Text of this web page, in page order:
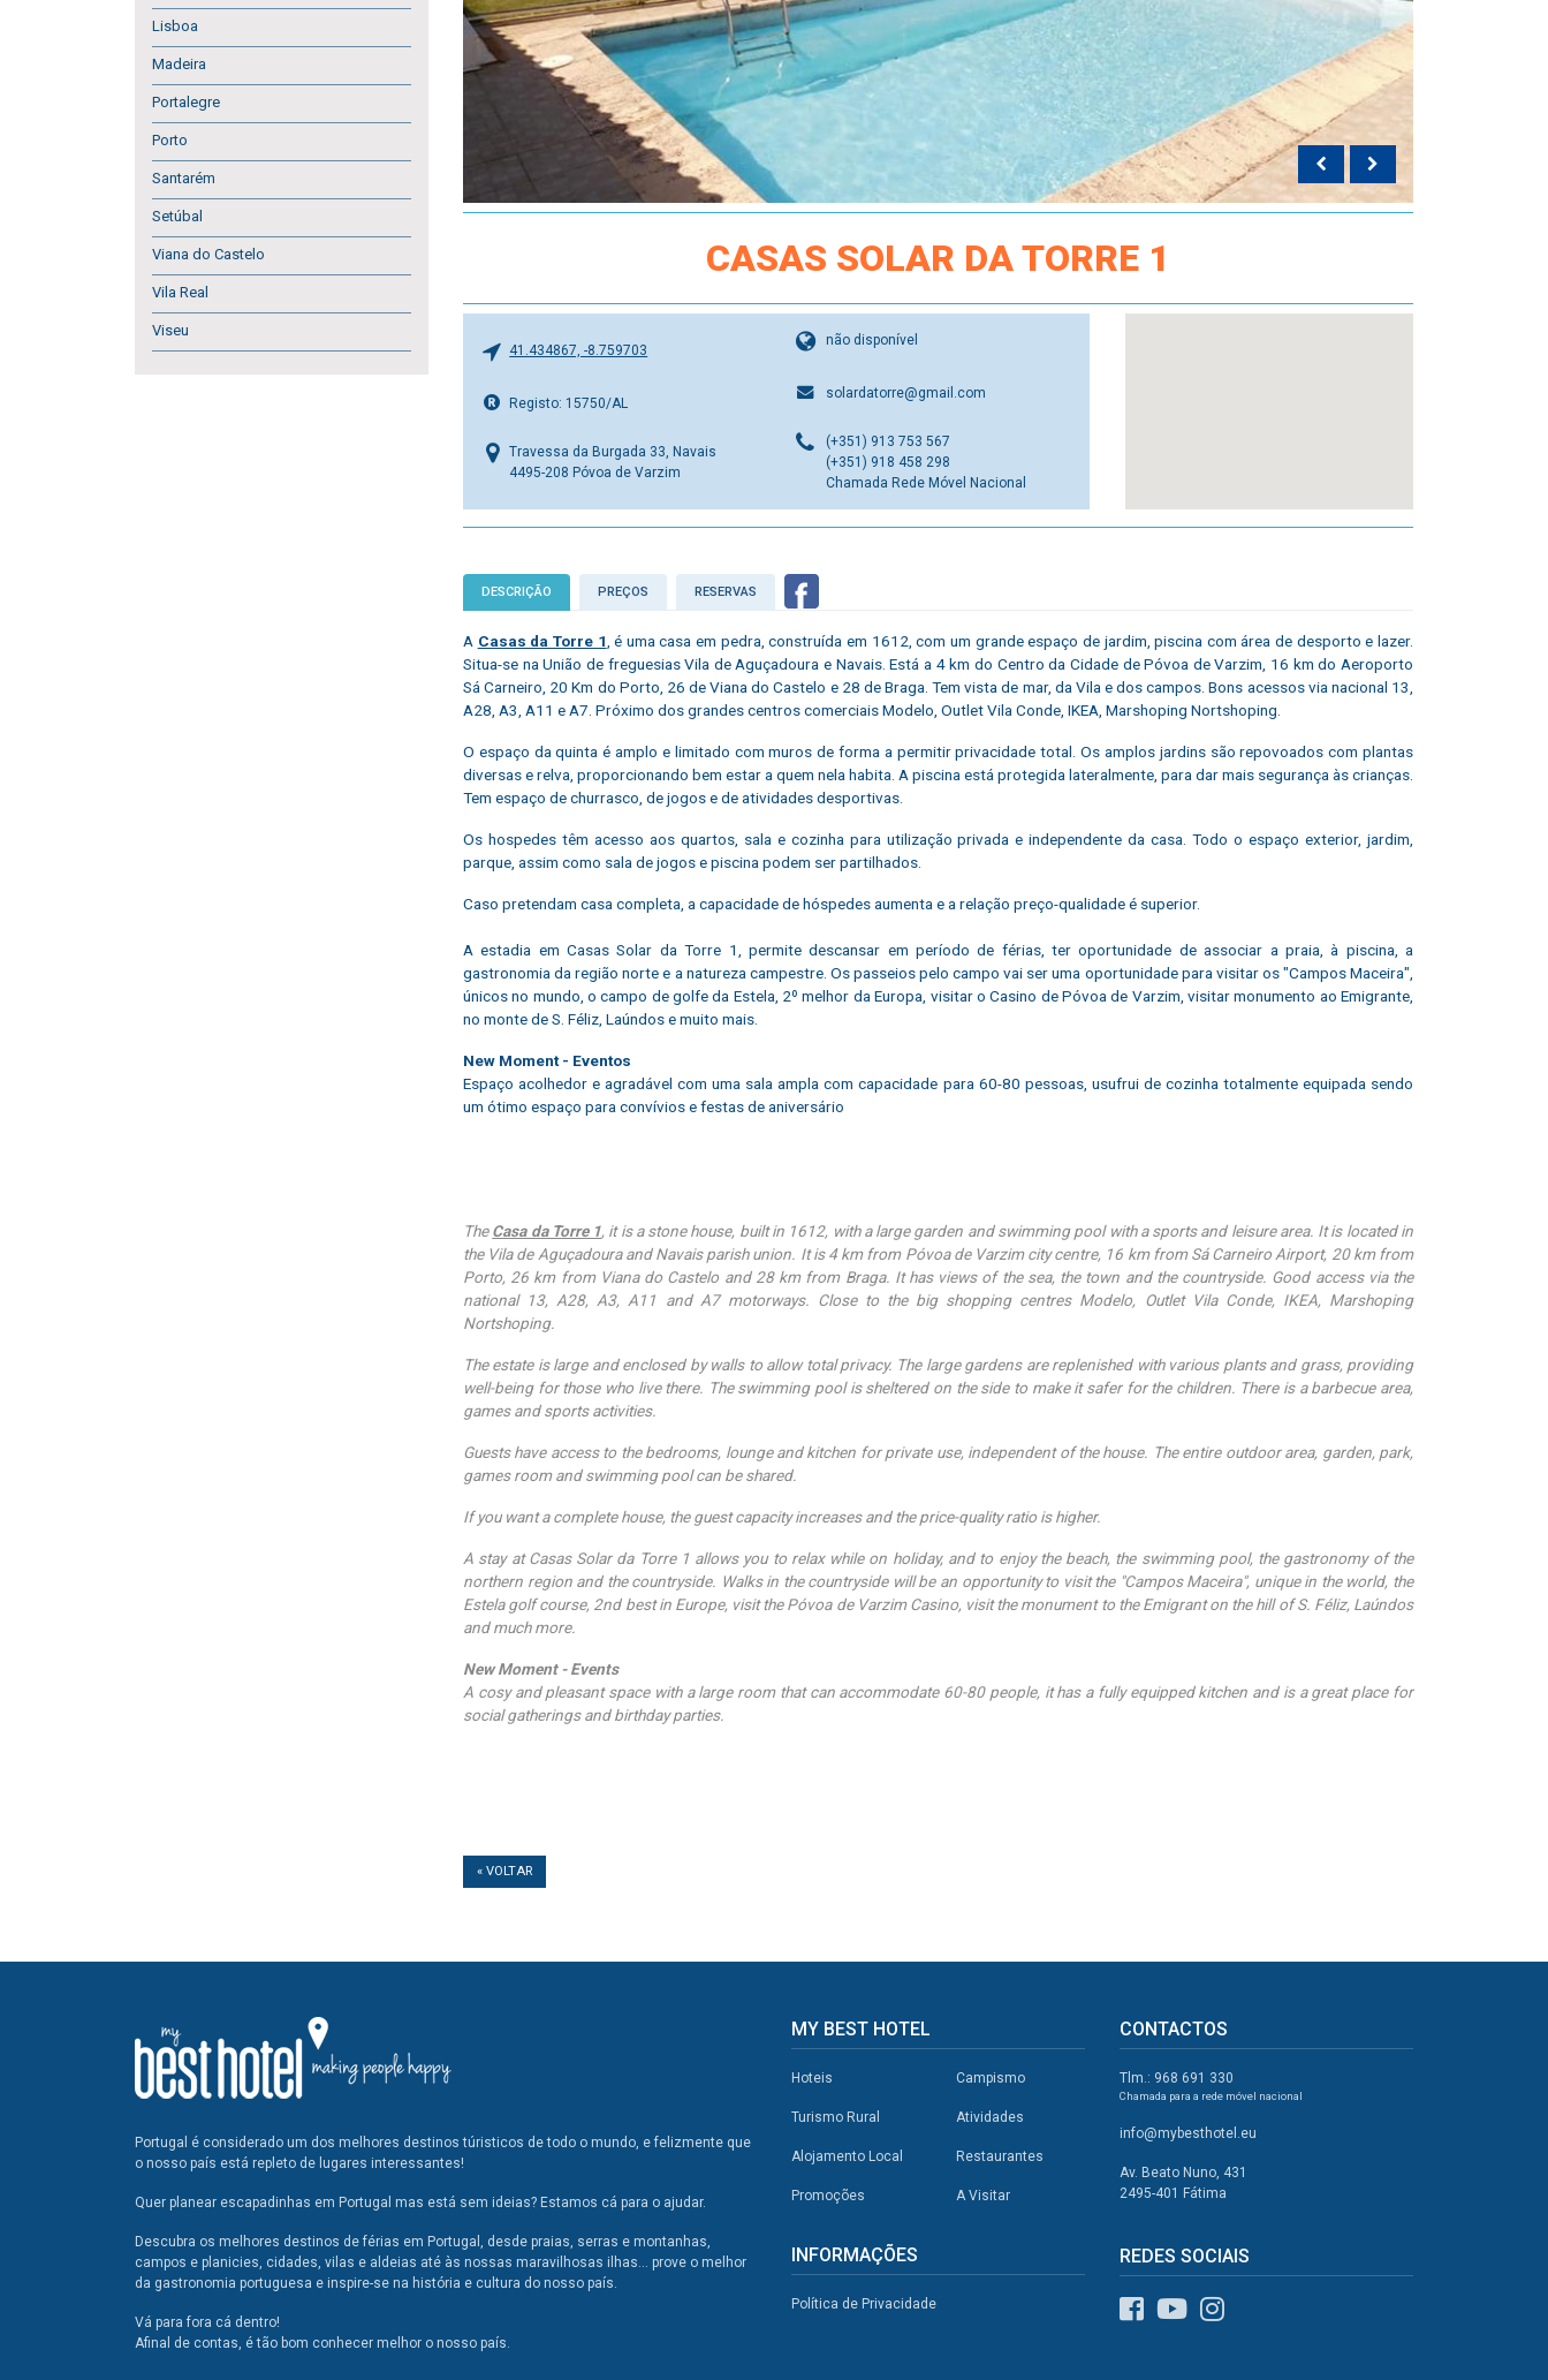
Lisboa
Madeira
Portalegre
Porto
Santarém
Setúbal
Viana do Castelo
Vila Real
Viseu
CASAS SOLAR DA TORRE 1
41.434867, -8.759703
Registo: 15750/AL
Travessa da Burgada 33, Navais
4495-208 Póvoa de Varzim
não disponível
solardatorre@gmail.com
(+351) 913 753 567
(+351) 918 458 298
Chamada Rede Móvel Nacional
DESCRIÇÃO PREÇOS RESERVAS
A Casas da Torre 1, é uma casa em pedra, construída em 1612, com um grande espaço de jardim, piscina com área de desporto e lazer.
Situa-se na União de freguesias Vila de Aguçadoura e Navais. Está a 4 km do Centro da Cidade de Póvoa de Varzim, 16 km do Aeroporto
Sá Carneiro, 20 Km do Porto, 26 de Viana do Castelo e 28 de Braga. Tem vista de mar, da Vila e dos campos. Bons acessos via nacional 13,
A28, A3, A11 e A7. Próximo dos grandes centros comerciais Modelo, Outlet Vila Conde, IKEA, Marshoping Nortshoping.
O espaço da quinta é amplo e limitado com muros de forma a permitir privacidade total. Os amplos jardins são repovoados com plantas
diversas e relva, proporcionando bem estar a quem nela habita. A piscina está protegida lateralmente, para dar mais segurança às crianças.
Tem espaço de churrasco, de jogos e de atividades desportivas.
Os hospedes têm acesso aos quartos, sala e cozinha para utilização privada e independente da casa. Todo o espaço exterior, jardim,
parque, assim como sala de jogos e piscina podem ser partilhados.
Caso pretendam casa completa, a capacidade de hóspedes aumenta e a relação preço-qualidade é superior.
A estadia em Casas Solar da Torre 1, permite descansar em período de férias, ter oportunidade de associar a praia, à piscina, a
gastronomia da região norte e a natureza campestre. Os passeios pelo campo vai ser uma oportunidade para visitar os "Campos Maceira",
únicos no mundo, o campo de golfe da Estela, 2º melhor da Europa, visitar o Casino de Póvoa de Varzim, visitar monumento ao Emigrante,
no monte de S. Féliz, Laúndos e muito mais.
New Moment - Eventos
Espaço acolhedor e agradável com uma sala ampla com capacidade para 60-80 pessoas, usufrui de cozinha totalmente equipada sendo
um ótimo espaço para convívios e festas de aniversário
TheCasa da Torre 1, it is a stone house, built in 1612, with a large garden and swimming pool with a sports and leisure area. It is located in
the Vila de Aguçadoura and Navais parish union. It is 4 km from Póvoa de Varzim city centre, 16 km from Sá Carneiro Airport, 20 km from
Porto, 26 km from Viana do Castelo and 28 km from Braga. It has views of the sea, the town and the countryside. Good access via the
national 13, A28, A3, A11 and A7 motorways. Close to the big shopping centres Modelo, Outlet Vila Conde, IKEA, Marshoping
Nortshoping.
The estate is large and enclosed by walls to allow total privacy. The large gardens are replenished with various plants and grass, providing
well-being for those who live there. The swimming pool is sheltered on the side to make it safer for the children. There is a barbecue area,
games and sports activities.
Guests have access to the bedrooms, lounge and kitchen for private use, independent of the house. The entire outdoor area, garden, park,
games room and swimming pool can be shared.
If you want a complete house, the guest capacity increases and the price-quality ratio is higher.
A stay at Casas Solar da Torre 1 allows you to relax while on holiday, and to enjoy the beach, the swimming pool, the gastronomy of the
northern region and the countryside. Walks in the countryside will be an opportunity to visit the "Campos Maceira", unique in the world, the
Estela golf course, 2nd best in Europe, visit the Póvoa de Varzim Casino, visit the monument to the Emigrant on the hill of S. Féliz, Laúndos
and much more.
New Moment - Events
A cosy and pleasant space with a large room that can accommodate 60-80 people, it has a fully equipped kitchen and is a great place for
social gatherings and birthday parties.
« VOLTAR
Portugal é considerado um dos melhores destinos túristicos de todo o mundo, e felizmente que
o nosso país está repleto de lugares interessantes!
Quer planear escapadinhas em Portugal mas está sem ideias? Estamos cá para o ajudar.
Descubra os melhores destinos de férias em Portugal, desde praias, serras e montanhas,
campos e planicies, cidades, vilas e aldeias até às nossas maravilhosas ilhas... prove o melhor
da gastronomia portuguesa e inspire-se na história e cultura do nosso país.
Vá para fora cá dentro!
Afinal de contas, é tão bom conhecer melhor o nosso país.
MY BEST HOTEL
Hoteis
Turismo Rural
Alojamento Local
Promoções
Campismo
Atividades
Restaurantes
A Visitar
INFORMAÇÕES
Política de Privacidade
CONTACTOS
Tlm.: 968 691 330
Chamada para a rede móvel nacional
info@mybesthotel.eu
Av. Beato Nuno, 431
2495-401 Fátima
REDES SOCIAIS